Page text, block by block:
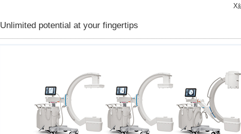
X
Unlimited potential at your fingertips